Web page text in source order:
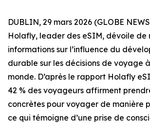
DUBLIN, 29 mars 2026 (GLOBE
Holafly, leader des eSIM, dévoile de
informations sur l’influence du
durable sur les décisions de voyage
monde. D’après le rapport Holafly
42 % des voyageurs affirment
concrètes pour voyager de manière
ce qui témoigne d’une prise de